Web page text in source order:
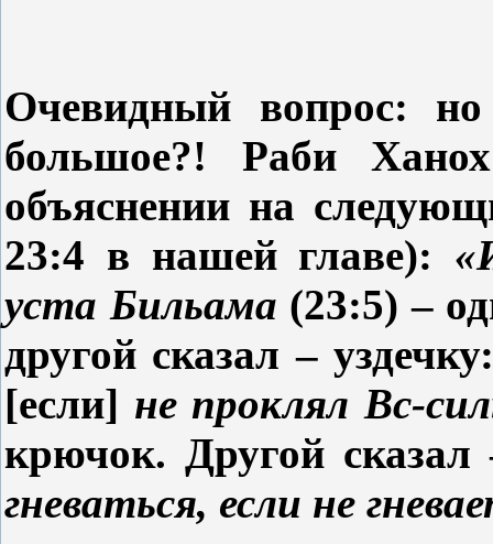
Очевидный вопрос:
большое?! Раби
объяснении на
23:4 в нашей главе):
уста Бильама (23:5) –
другой сказал –
[если] не проклял Вс-
крючок. Другой сказал
гневаться, если не